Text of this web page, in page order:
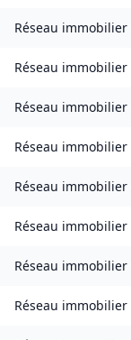
Réseau immobilier
Réseau immobilier
Réseau immobilier
Réseau immobilier
Réseau immobilier
Réseau immobilier
Réseau immobilier
Réseau immobilier